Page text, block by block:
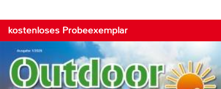
kostenloses Probeexemplar